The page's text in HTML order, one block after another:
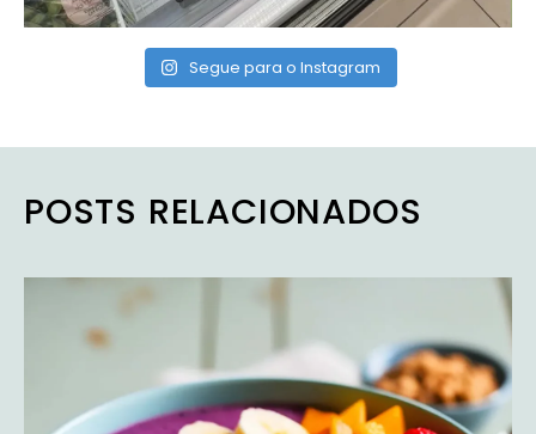
Segue para o Instagram
POSTS RELACIONADOS